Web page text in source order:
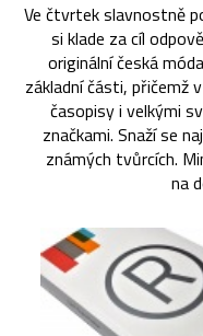
Ve čtvrtek slavnostně
si klade za cíl
originální česká
základní části, přičemž
časopisy i velkými
značkami. Snaží se
známých tvůrcích.
na